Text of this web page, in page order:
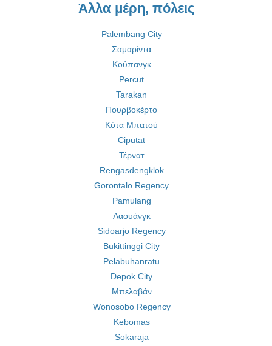
Άλλα μέρη, πόλεις
Palembang City
Σαμαρίντα
Κούπανγκ
Percut
Tarakan
Πουρβοκέρτο
Κότα Μπατού
Ciputat
Τέρνατ
Rengasdengklok
Gorontalo Regency
Pamulang
Λαουάνγκ
Sidoarjo Regency
Bukittinggi City
Pelabuhanratu
Depok City
Μπελαβάν
Wonosobo Regency
Kebomas
Sokaraja